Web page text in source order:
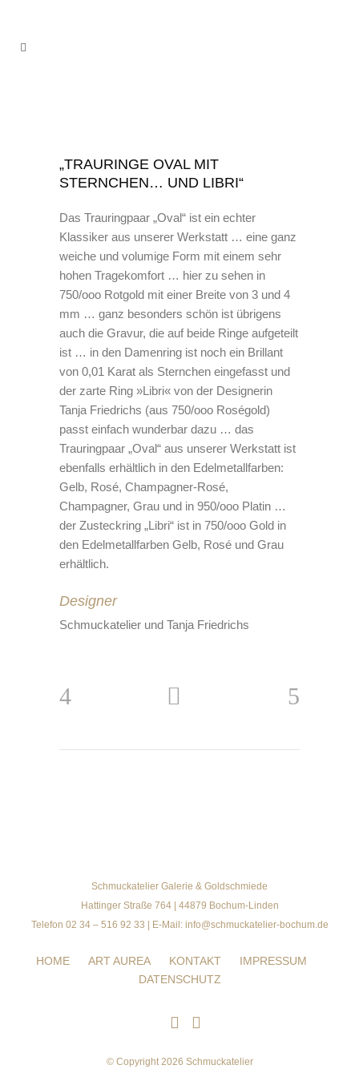
„TRAURINGE OVAL MIT
STERNCHEN… UND LIBRI“
Das Trauringpaar „Oval“ ist ein echter
Klassiker aus unserer Werkstatt … eine ganz
weiche und volumige Form mit einem sehr
hohen Tragekomfort … hier zu sehen in
750/ooo Rotgold mit einer Breite von 3 und 4
mm … ganz besonders schön ist übrigens
auch die Gravur, die auf beide Ringe aufgeteilt
ist … in den Damenring ist noch ein Brillant
von 0,01 Karat als Sternchen eingefasst und
der zarte Ring »Libri« von der Designerin
Tanja Friedrichs (aus 750/ooo Roségold)
passt einfach wunderbar dazu … das
Trauringpaar „Oval“ aus unserer Werkstatt ist
ebenfalls erhältlich in den Edelmetallfarben:
Gelb, Rosé, Champagner-Rosé,
Champagner, Grau und in 950/ooo Platin …
der Zusteckring „Libri“ ist in 750/ooo Gold in
den Edelmetallfarben Gelb, Rosé und Grau
erhältlich.
Designer
Schmuckatelier und Tanja Friedrichs
Schmuckatelier Galerie & Goldschmiede
Hattinger Straße 764 | 44879 Bochum-Linden
Telefon 02 34 – 516 92 33 | E-Mail: info@schmuckatelier-bochum.de
HOME ART AUREA KONTAKT
IMPRESSUM
DATENSCHUTZ
© Copyright 2026 Schmuckatelier